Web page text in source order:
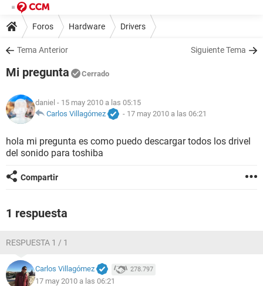
Foros Hardware Drivers
Tema Anterior Siguiente Tema
Mi pregunta Cerrado
daniel - 15 may 2010 a las 05:15
Carlos Villagómez
- 17 may 2010 a las 06:21
hola mi pregunta es como puedo descargar todos los drivel
del sonido para toshiba
Compartir
1 respuesta
RESPUESTA 1 / 1
Carlos Villagómez 278.797
17 may 2010 a las 06:21